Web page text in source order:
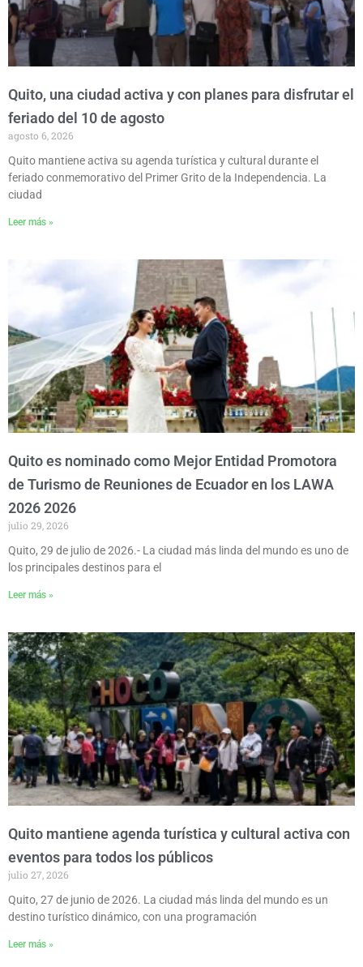
Quito, una ciudad activa y con planes para disfrutar el
feriado del 10 de agosto
agosto 6, 2026
Quito mantiene activa su agenda turística y cultural durante el
feriado conmemorativo del Primer Grito de la Independencia. La
ciudad
Leer más »
Quito es nominado como Mejor Entidad Promotora
de Turismo de Reuniones de Ecuador en los LAWA
2026 2026
julio 29, 2026
Quito, 29 de julio de 2026.- La ciudad más linda del mundo es uno de
los principales destinos para el
Leer más »
Quito mantiene agenda turística y cultural activa con
eventos para todos los públicos
julio 27, 2026
Quito, 27 de junio de 2026. La ciudad más linda del mundo es un
destino turístico dinámico, con una programación
Leer más »